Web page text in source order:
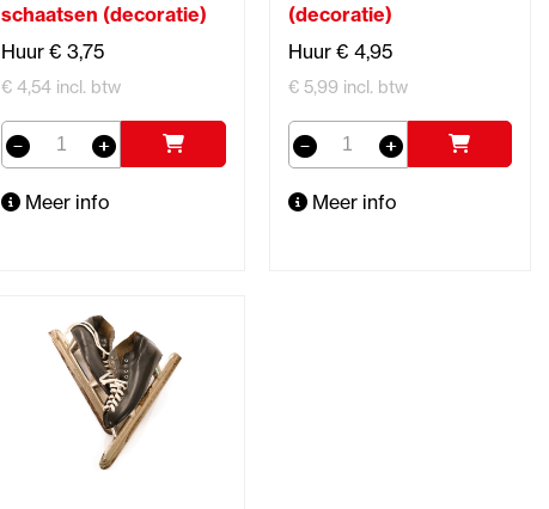
schaatsen (decoratie)
Huur € 3,75
€ 4,54 incl. btw
Meer info
(decoratie)
Huur € 4,95
€ 5,99 incl. btw
Meer info